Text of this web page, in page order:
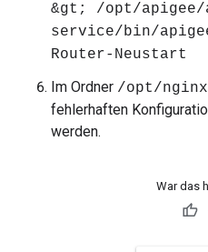
&gt; /opt/apigee/
service/bin/
Router-Neustart
Im Ordner /opt/
fehlerhaften
werden.
War das